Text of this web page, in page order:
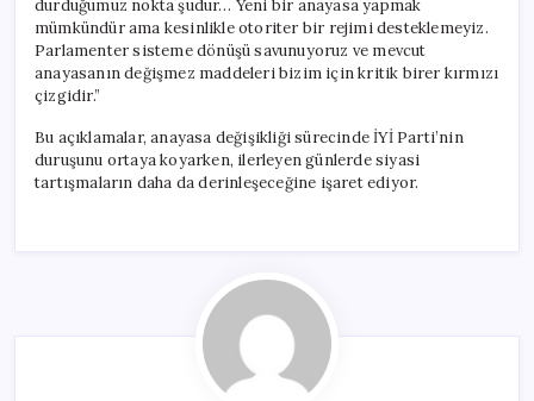
durduğumuz nokta şudur… Yeni bir anayasa yapmak
mümkündür ama kesinlikle otoriter bir rejimi desteklemeyiz.
Parlamenter sisteme dönüşü savunuyoruz ve mevcut
anayasanın değişmez maddeleri bizim için kritik birer kırmızı
çizgidir.”
Bu açıklamalar, anayasa değişikliği sürecinde İYİ Parti’nin
duruşunu ortaya koyarken, ilerleyen günlerde siyasi
tartışmaların daha da derinleşeceğine işaret ediyor.